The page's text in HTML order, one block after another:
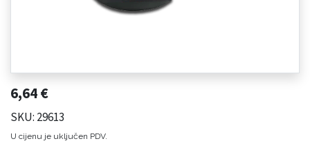
6,64€
SKU: 29613
U cijenu je uključen PDV.